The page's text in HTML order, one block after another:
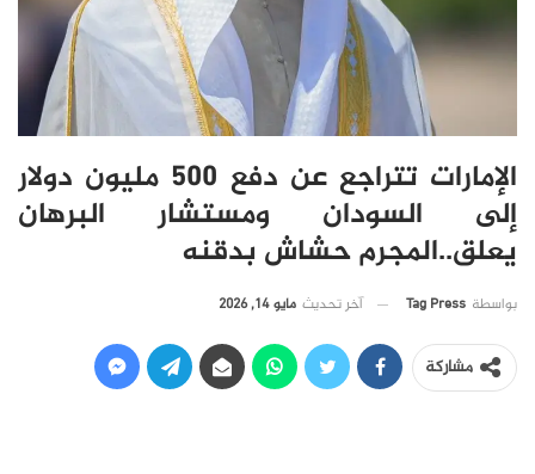
الإمارات تتراجع عن دفع 500 مليون دولار
إلى السودان ومستشار البرهان
يعلق..المجرم حشاش بدقنه
بواسطة Tag Press آخر تحديث مايو 14, 2026
مشاركة